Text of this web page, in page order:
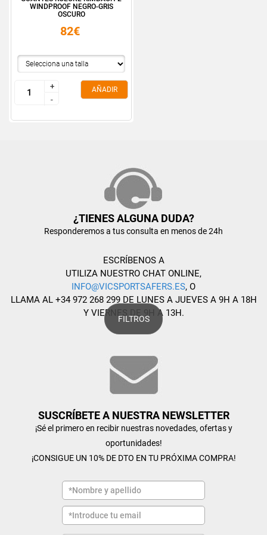
FILTROS
WINDPROOF NEGRO-GRIS
OSCURO
82€
+
-
+
-
AÑADIR
¿TIENES ALGUNA DUDA?
Responderemos a tus consulta en menos de 24h
ESCRÍBENOS A
UTILIZA NUESTRO CHAT ONLINE,
INFO@VICSPORTSAFERS.ES, O
LLAMA AL +34 972 268 299 DE LUNES A JUEVES A 9H A 18H
Y VIERNES DE 9H A 13H.
SUSCRÍBETE A NUESTRA NEWSLETTER
¡Sé el primero en recibir nuestras novedades, ofertas y
oportunidades!
¡CONSIGUE UN 10% DE DTO EN TU PRÓXIMA COMPRA!